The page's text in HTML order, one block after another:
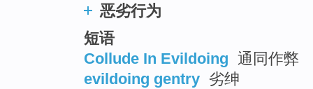
恶劣行为
短语
Collude In Evildoing 通同作弊
evildoing gentry 劣绅